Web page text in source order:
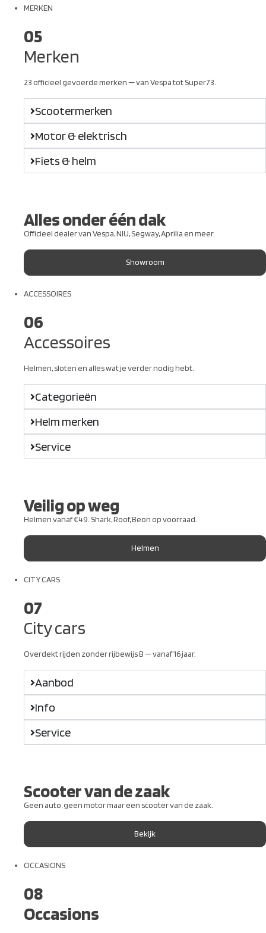
MERKEN
05
Merken
23 officieel gevoerde merken — van Vespa tot Super73.
Scootermerken
Motor & elektrisch
Fiets & helm
Alles onder één dak
Officieel dealer van Vespa, NIU, Segway, Aprilia en meer.
Showroom
ACCESSOIRES
06
Accessoires
Helmen, sloten en alles wat je verder nodig hebt.
Categorieën
Helm merken
Service
Veilig op weg
Helmen vanaf €49. Shark, Roof, Beon op voorraad.
Helmen
CITY CARS
07
City cars
Overdekt rijden zonder rijbewijs B — vanaf 16 jaar.
Aanbod
Info
Service
Scooter van de zaak
Geen auto, geen motor maar een scooter van de zaak.
Bekijk
OCCASIONS
08
Occasions